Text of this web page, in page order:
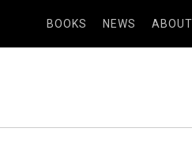
BOOKS NEWS ABOUT